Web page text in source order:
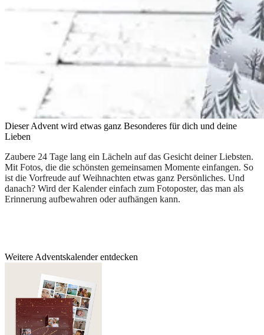
Dieser Advent wird etwas ganz Besonderes für dich und deine
Lieben
Zaubere 24 Tage lang ein Lächeln auf das Gesicht deiner Liebsten.
Mit Fotos, die die schönsten gemeinsamen Momente einfangen. So
ist die Vorfreude auf Weihnachten etwas ganz Persönliches. Und
danach? Wird der Kalender einfach zum Fotoposter, das man als
Erinnerung aufbewahren oder aufhängen kann.
Weitere Adventskalender entdecken